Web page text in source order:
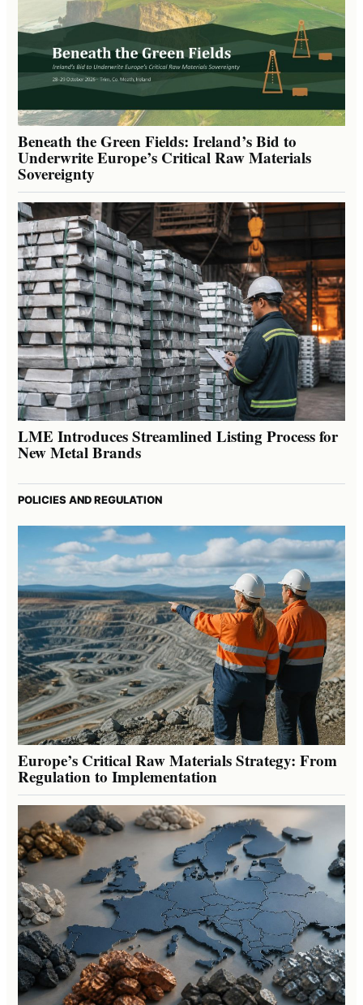
Beneath the Green Fields: Ireland’s Bid to
Underwrite Europe’s Critical Raw Materials
Sovereignty
LME Introduces Streamlined Listing Process for
New Metal Brands
POLICIES AND REGULATION
Europe’s Critical Raw Materials Strategy: From
Regulation to Implementation